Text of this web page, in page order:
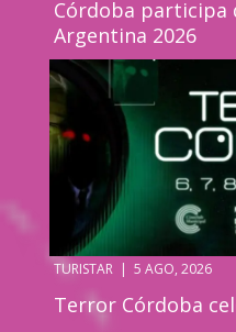
Córdoba participa
Argentina 2026
TURISTAR | 5 AGO, 2026
Terror Córdoba